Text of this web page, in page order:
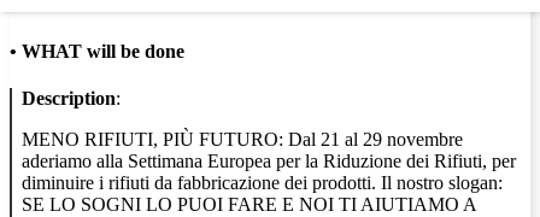
• WHAT will be done
Description:
MENO RIFIUTI, PIÙ FUTURO: Dal 21 al 29 novembre
aderiamo alla Settimana Europea per la Riduzione dei Rifiuti, per
diminuire i rifiuti da fabbricazione dei prodotti. Il nostro slogan:
SE LO SOGNI LO PUOI FARE E NOI TI AIUTIAMO A